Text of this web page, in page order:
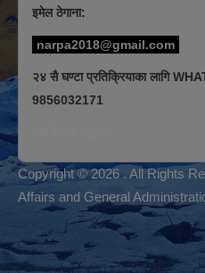
इमेल ठेगाना:
narpa2018@gmail.com
२४ सै घण्टा प्रतिक्रियाका लागि
9856032171
Copyright © 2026 . All Rights
Affairs and General